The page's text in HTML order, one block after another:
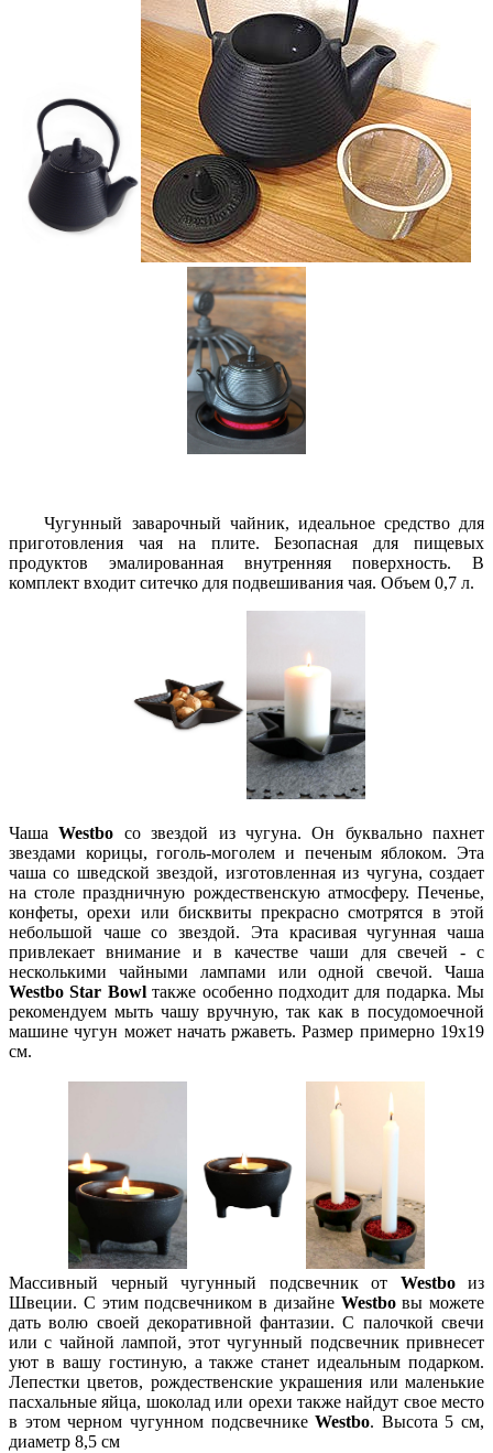
Чугунный заварочный чайник, идеальное средство для
приготовления чая на плите. Безопасная для пищевых
продуктов эмалированная внутренняя поверхность. В
комплект входит ситечко для подвешивания чая. Объем 0,7 л.
ЧашаWestbo со звездой из чугуна. Он буквально пахнет
звездами корицы, гоголь-моголем и печеным яблоком. Эта
чаша со шведской звездой, изготовленная из чугуна, создает
на столе праздничную рождественскую атмосферу. Печенье,
конфеты, орехи или бисквиты прекрасно смотрятся в этой
небольшой чаше со звездой. Эта красивая чугунная чаша
привлекает внимание и в качестве чаши для свечей - с
несколькими чайными лампами или одной свечой. Чаша
Westbo Star Bowlтакже особенно подходит для подарка. Мы
рекомендуем мыть чашу вручную, так как в посудомоечной
машине чугун может начать ржаветь. Размер примерно 19x19
см.
Массивный черный чугунный подсвечник от Westboиз
Швеции. С этим подсвечником в дизайне Westboвы можете
дать волю своей декоративной фантазии. С палочкой свечи
или с чайной лампой, этот чугунный подсвечник привнесет
уют в вашу гостиную, а также станет идеальным подарком.
Лепестки цветов, рождественские украшения или маленькие
пасхальные яйца, шоколад или орехи также найдут свое место
в этом черном чугунном подсвечникеWestbo. Высота 5 см,
диаметр 8,5 см